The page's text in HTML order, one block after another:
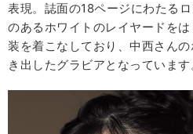
表現。誌面の18ページにわたる
のあるホワイトのレイヤードを
装を着こなしており、中西さん
き出したグラビアとなっています